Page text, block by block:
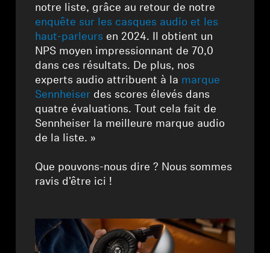
Barres de son et Subs AMBEO
Découvrez AMBEO
Pièces et accessoires AMBEO
Explorer
À propos de nous
Sound Space
notre liste, grâce au retour de notre
enquête sur les casques audio et les
haut-parleurs en 2024. Il obtient un
NPS moyen impressionnant de 70,0
dans ces résultats. De plus, nos
experts audio attribuent à la marque
Sennheiser des scores élevés dans
quatre évaluations. Tout cela fait de
Sennheiser la meilleure marque audio
de la liste. »
Que pouvons-nous dire ? Nous sommes
ravis d'être ici !